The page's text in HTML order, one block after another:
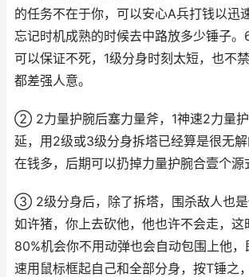
的任务不在于你，可以安心A兵打钱以迅
忘记时机成熟的时候去中路放多少锤子
可以保证不死，1级分身时刻太短，也不
都差强人意。
② 2力量护腕后塞力量斧，1神速2力量
延，用2级或3级分身拆塔已经算是很无
在钱多，后期可以扔掉力量护腕合壹个源
③ 2级分身后，除了拆塔，围杀敌人也是
如许猪，你上去砍他，他也许不会走，这
80%机会你不用动弹也会自动包围上他
速用鼠标框起自己和全部分身，按T锤之